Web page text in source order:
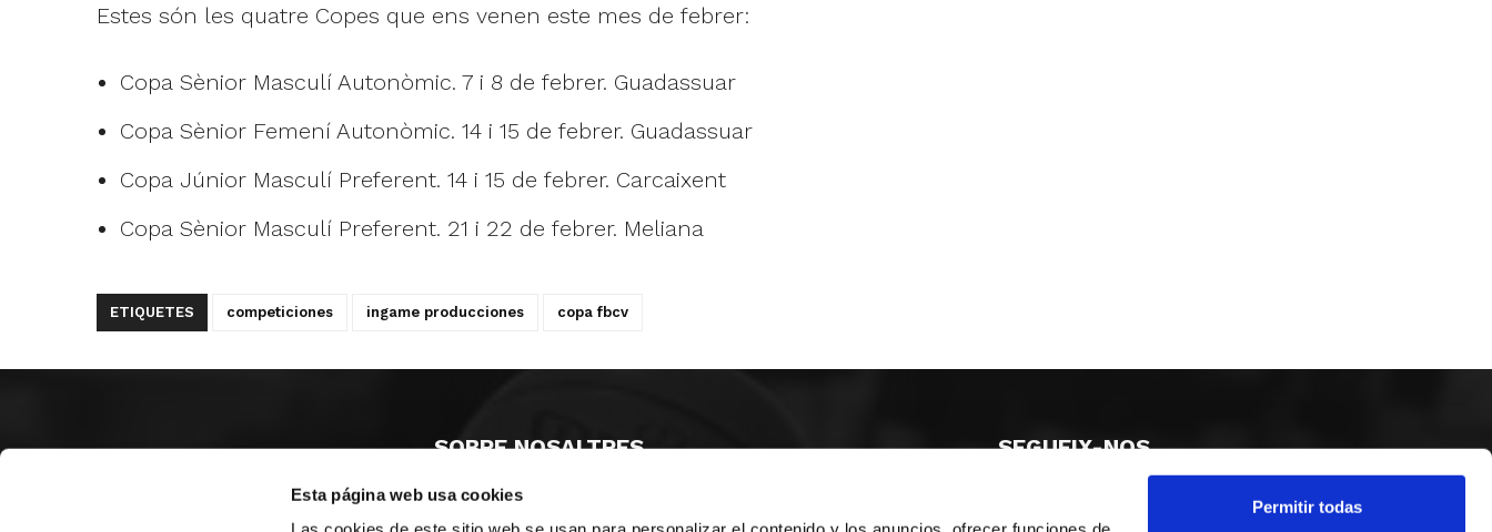
Esta página web usa cookies
Permitir todas
Estes són les quatre Copes que ens venen este mes de febrer:
Copa Sènior Masculí Autonòmic. 7 i 8 de febrer. Guadassuar
Copa Sènior Femení Autonòmic. 14 i 15 de febrer. Guadassuar
Copa Júnior Masculí Preferent. 14 i 15 de febrer. Carcaixent
Copa Sènior Masculí Preferent. 21 i 22 de febrer. Meliana
ETIQUETES competiciones ingame producciones copa fbcv
SOBRE NOSALTRES
CASTELLÓ
VALÈNCIA
MONESTIR DE POBLET 14 1ª 3º
SEGUEIX-NOS